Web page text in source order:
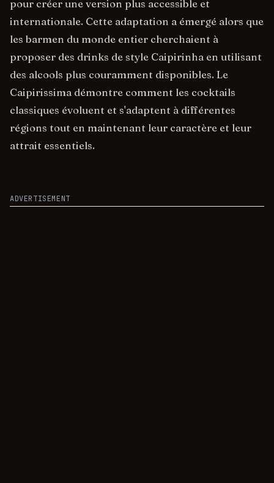
pour créer une version plus accessible et
internationale. Cette adaptation a émergé alors que
les barmen du monde entier cherchaient à
proposer des drinks de style Caipirinha en utilisant
des alcools plus couramment disponibles. Le
Caipirissima démontre comment les cocktails
classiques évoluent et s'adaptent à différentes
régions tout en maintenant leur caractère et leur
attrait essentiels.
ADVERTISEMENT